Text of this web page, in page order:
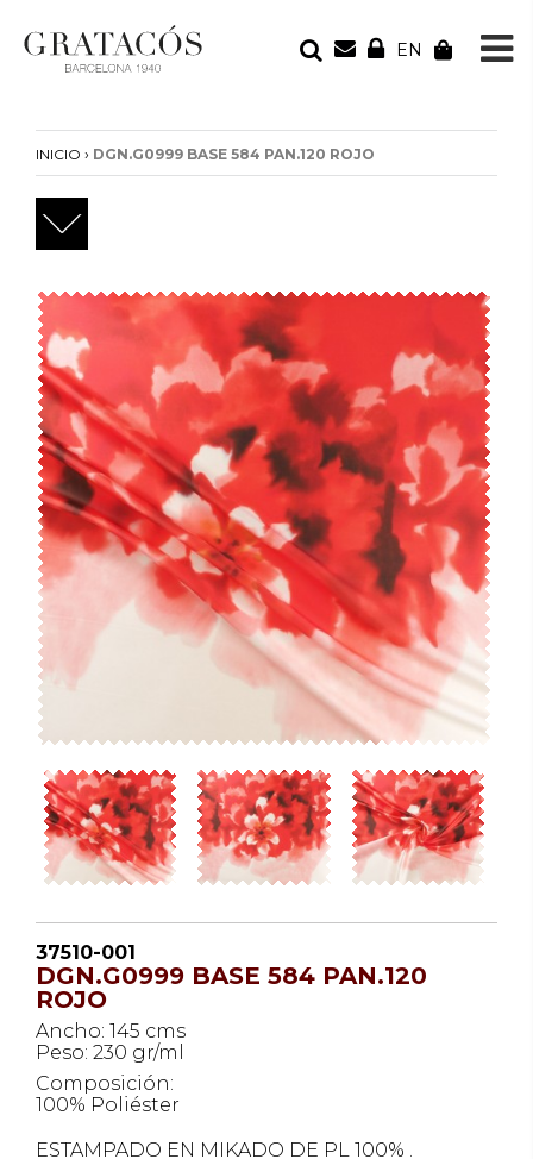
EN
Tu bolsa está vacía
INICIO › DGN.G0999 BASE 584 PAN.120 ROJO
37510-001
DGN.G0999 BASE 584 PAN.120
ROJO
Ancho: 145 cms
Peso: 230 gr/ml
Composición:
100% Poliéster
ESTAMPADO EN MIKADO DE PL 100% .